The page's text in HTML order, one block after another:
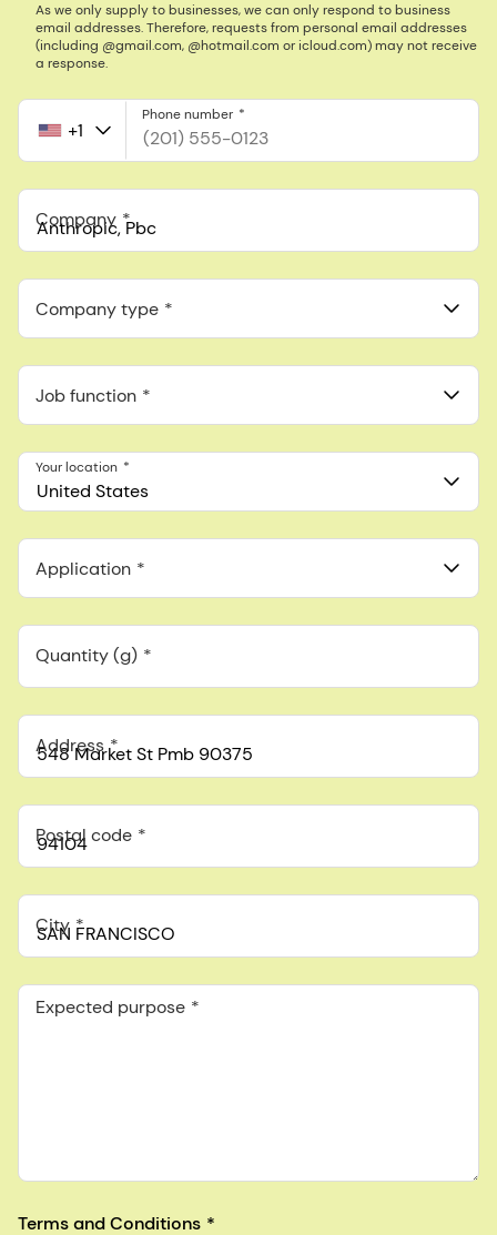
As we only supply to businesses, we can only respond to business
email addresses. Therefore, requests from personal email addresses
(including @gmail.com, @hotmail.com or icloud.com) may not receive
a response.
United
+1
Phone number
Company
Anthropic, PBC
548 Market St Pmb 90375, San Francisco, California, US
Company type
Job function
United States
Your location
Application
Quantity (g)
Address
Postal code
City
Expected purpose
Terms and Conditions